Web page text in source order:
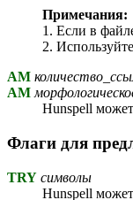
Примечания:
1. Если в
2.
AM
AM
Hunspell
Флаги для
TRY символы
Hunspell